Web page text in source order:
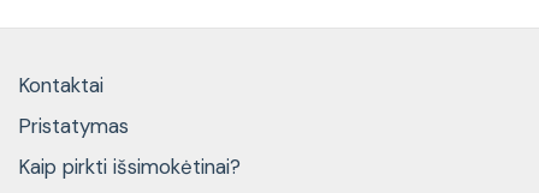
Kontaktai
Pristatymas
Kaip pirkti išsimokėtinai?